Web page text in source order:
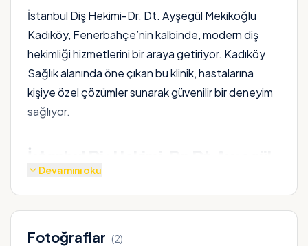
İstanbul Diş Hekimi-Dr. Dt. Ayşegül Mekikoğlu
Kadıköy, Fenerbahçe’nin kalbinde, modern diş
hekimliği hizmetlerini bir araya getiriyor. Kadıköy
Sağlık alanında öne çıkan bu klinik, hastalarına
kişiye özel çözümler sunarak güvenilir bir deneyim
sağlıyor.
İstanbul Diş Hekimi-Dr. Dt. Ayşegül
Mekikoğlu Hakkında
Dr. Dt. Ayşegül Mekikoğlu, 15 yıllık klinik
deneyimiyle İstanbul Diş Hekimi-Dr. Dt. Ayşegül
Devamını oku
Fotoğraflar (2)